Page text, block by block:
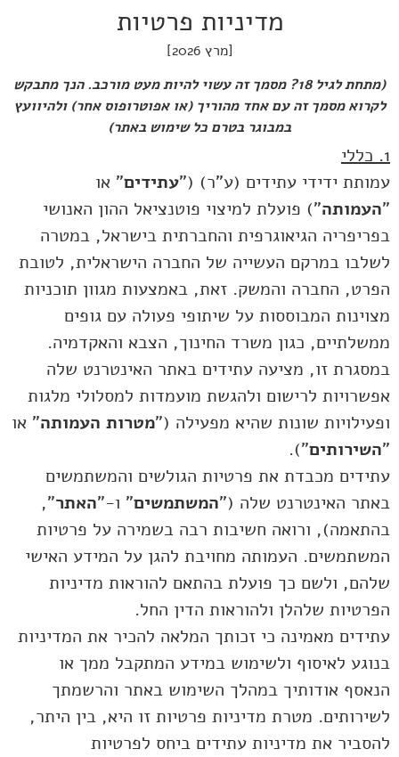
מדיניות פרטיות
[מרץ 2026]
(מתחת לגיל 18? מסמך זה עשוי להיות מעט מורכב. הנך מתבקש
לקרוא מסמך זה עם אחד מהוריך (או אפוטרופוס אחר) ולהיוועץ
במבוגר בטרם כל שימוש באתר)
1. כללי
עמותת ידידי עתידים (ע"ר) ("עתידים" או
"העמותה") פועלת למיצוי פוטנציאל ההון האנושי
בפריפריה הגיאוגרפית והחברתית בישראל, במטרה
לשלבו במרקם העשייה של החברה הישראלית, לטובת
הפרט, החברה והמשק. זאת, באמצעות מגוון תוכניות
מצוינות המבוססות על שיתופי פעולה עם גופים
ממשלתיים, כגון משרד החינוך, הצבא והאקדמיה.
במסגרת זו, מציעה עתידים באתר האינטרנט שלה
אפשרויות לרישום ולהגשת מועמדות למסלולי מלגות
ופעילויות שונות שהיא מפעילה ("מטרות העמותה" או
"השירותים").
עתידים מכבדת את פרטיות הגולשים והמשתמשים
באתר האינטרנט שלה ("המשתמשים" ו-"האתר",
בהתאמה), ורואה חשיבות רבה בשמירה על פרטיות
המשתמשים. העמותה מחויבת להגן על המידע האישי
שלהם, ולשם כך פועלת בהתאם להוראות מדיניות
הפרטיות שלהלן ולהוראות הדין החל.
עתידים מאמינה כי זכותך המלאה להכיר את המדיניות
בנוגע לאיסוף ולשימוש במידע המתקבל ממך או
הנאסף אודותיך במהלך השימוש באתר והרשמתך
לשירותים. מטרת מדיניות פרטיות זו היא, בין היתר,
להסביר את מדיניות עתידים ביחס לפרטיות